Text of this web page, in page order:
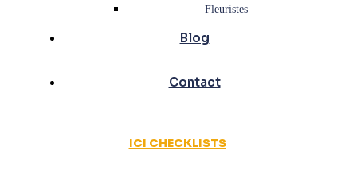
Fleuristes
Blog
Contact
ICI CHECKLISTS